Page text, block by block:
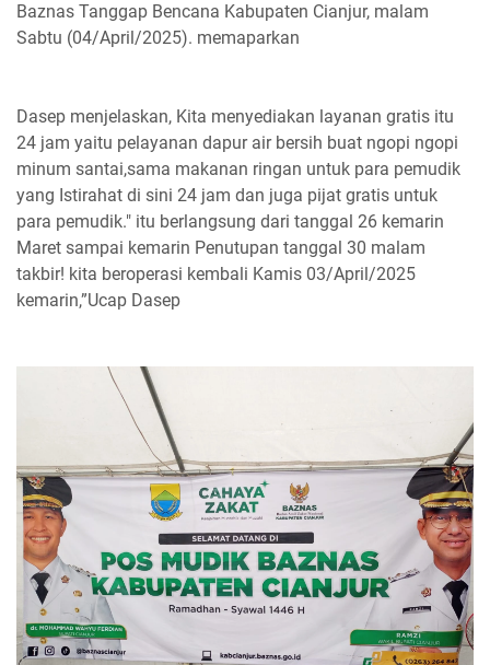
Baznas Tanggap Bencana Kabupaten Cianjur, malam
Sabtu (04/April/2025). memaparkan
Dasep menjelaskan, Kita menyediakan layanan gratis itu
24 jam yaitu pelayanan dapur air bersih buat ngopi ngopi
minum santai,sama makanan ringan untuk para pemudik
yang Istirahat di sini 24 jam dan juga pijat gratis untuk
para pemudik." itu berlangsung dari tanggal 26 kemarin
Maret sampai kemarin Penutupan tanggal 30 malam
takbir! kita beroperasi kembali Kamis 03/April/2025
kemarin,”Ucap Dasep